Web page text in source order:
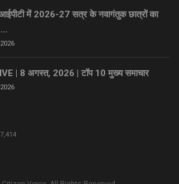
में 2026-27 सत्र के नवागंतुक छात्रों का
| 8 अगस्त, 2026 | टॉप 10 मुख्य समाचार